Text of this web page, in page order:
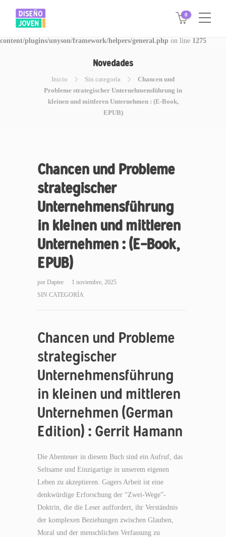
Warning: Invalid argument supplied for foreach() in
/www/disegnojoven.com.ar/htdocs/wp-
content/plugins/unyson/framework/helpers/general.php on line 1275
0
Novedades
Inicio Sin categoría
Chancen und
Probleme strategischer Unternehmensführung in
kleinen und mittleren Unternehmen : (E-Book,
EPUB)
Chancen und Probleme
strategischer
Unternehmensführung
in kleinen und mittleren
Unternehmen : (E-Book,
EPUB)
por Daptee
1 noviembre, 2025
SIN CATEGORÍA
Chancen und Probleme
strategischer
Unternehmensführung
in kleinen und mittleren
Unternehmen (German
Edition) : Gerrit Hamann
Die Abenteuer in diesem Buch sind ein Aufruf, das
Seltsame und Einzigartige in unserem eigenen
Leben zu akzeptieren. Gagers Arbeit ist eine
denkwürdige Erforschung der “Zwei-Wege”-
Doktrin, die die Leser auffordert, ihr Verständnis
der komplexen Beziehungen zwischen Glauben,
Moral und der menschlichen Verfassung zu